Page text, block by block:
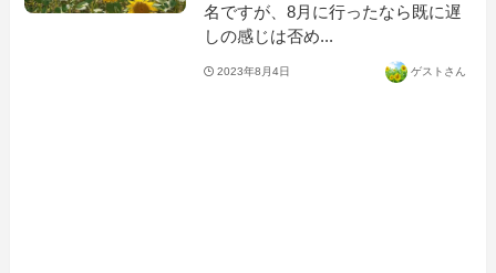
名ですが、8月に行ったなら既に遅
しの感じは否め...
2023年8月4日 ゲストさん